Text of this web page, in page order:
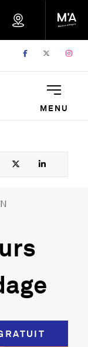
FACEBOOK
, OUVRETWITTER
,
d'Angers :
MENU
OUVRE UNE
TWITTER
, OUVRE